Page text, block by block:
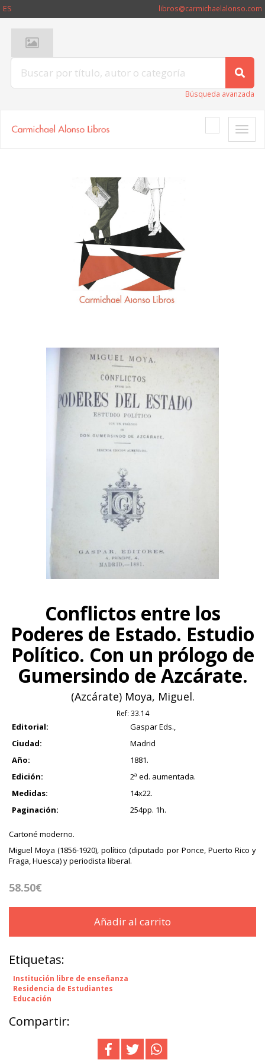
ES libros@carmichaelalonso.com
Búsqueda avanzada
Toggle
Conflictos entre los
Poderes de Estado. Estudio
Político. Con un prólogo de
Gumersindo de Azcárate.
(Azcárate) Moya, Miguel.
Ref: 33.14
Editorial:
Gaspar Eds.,
Ciudad:
Madrid
Año:
1881.
Edición:
2ª ed. aumentada.
Medidas:
14x22.
Paginación:
254pp. 1h.
Cartoné moderno.
Miguel Moya (1856-1920), político (diputado por Ponce, Puerto Rico y
Fraga, Huesca) y periodista liberal.
58.50€
Añadir al carrito
Etiquetas:
Institución libre de enseñanza
Residencia de Estudiantes
Educación
Compartir: